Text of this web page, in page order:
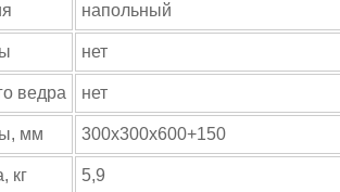
напольный
нет
ведра нет
мм 300x300x600+150
кг 5,9